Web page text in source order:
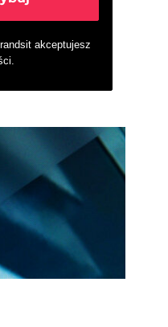
akceptujesz